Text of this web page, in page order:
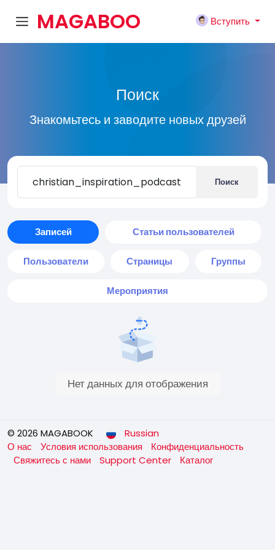
MAGABOO
Вступить
Поиск
Знакомьтесь и заводите новых друзей
Поиск
Записей Статьи пользователей
Пользователи Страницы Группы
Мероприятия
Нет данных для отображения
© 2026 MAGABOOK
Russian
О нас
Условия использования
Конфиденциальность
Свяжитесь с нами
Support Center Каталог